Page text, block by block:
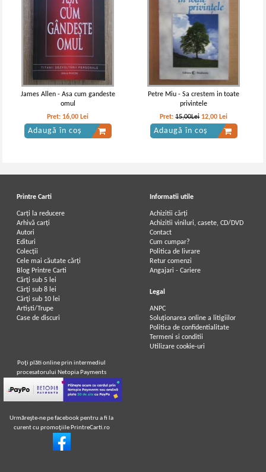
James Allen - Asa cum gandeste
omul
Pret: 16,00 Lei
Adaugă în coș
Petre Miu - Sa crestem in toate
privintele
Pret:15,00Lei 12,00 Lei
Adaugă în coș
Printre Carti
Carți la reducere
Arhivă carți
Autori
Edituri
Colecții
Cele mai căutate cărți
Blog Printre Carti
Cărţi sub 5 lei
Cărţi sub 8 lei
Cărţi sub 10 lei
Artiști/Trupe
Case de discuri
Informatii utile
Achizitii cărți
Achizitii viniluri, casete, CD/DVD
Contact
Cum cumpar?
Politica de livrare
Retur comenzi
Angajari - Cariere
Legal
ANPC
Soluționarea online a litigiilor
Politica de confidentialitate
Termeni si conditii
Utilizare cookie-uri
Poţi plăti online prin intermediul
procesatorului Netopia Payments
Urmăreşte-ne pe facebook pentru a fi la
curent cu promoţiile PrintreCarti.ro